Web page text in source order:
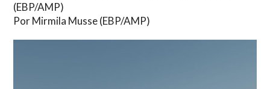
(EBP/AMP)
Por Mirmila Musse (EBP/AMP)